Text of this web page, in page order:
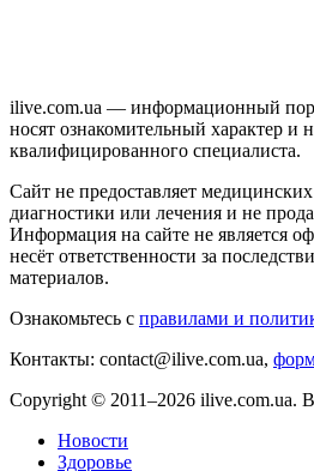
ilive.com.ua — информационный
носят ознакомительный характер и
квалифицированного специалиста.
Сайт не предоставляет
диагностики или лечения и не
Информация на сайте не является
несёт ответственности за
материалов.
Ознакомьтесь с правилами и
Контакты: contact@ilive.com.ua,
Copyright © 2011–2026 ilive.com.ua.
Новости
Здоровье